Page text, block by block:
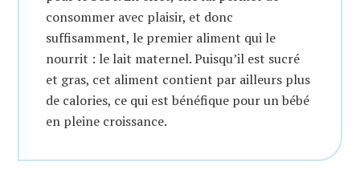
consommer avec plaisir, et donc
suffisamment, le premier aliment qui le
nourrit : le lait maternel. Puisqu’il est sucré
et gras, cet aliment contient par ailleurs plus
de calories, ce qui est bénéfique pour un bébé
en pleine croissance.